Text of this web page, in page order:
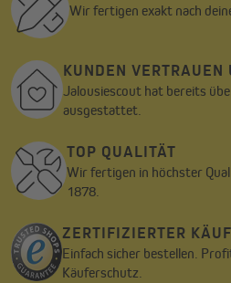
Wir fertigen exakt nach
KUNDEN VERTRAUEN
Jalousiescout hat bereits
ausgestattet.
TOP QUALITÄT
Wir fertigen in höchster
1878.
ZERTIFIZIERTER
Einfach sicher bestellen.
Käuferschutz.